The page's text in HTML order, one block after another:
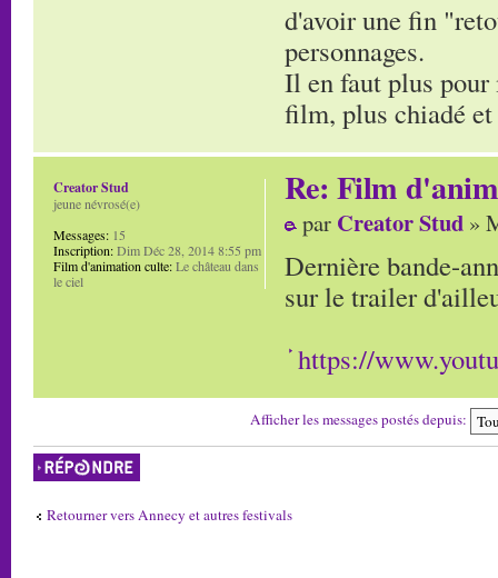
d'avoir une fin
personnages.
Il en faut plus pour
film, plus chiadé
Re: Film
par Creator Stud »
Dernière bande-
sur le trailer
https://
Creator Stud
jeune névrosé(e)
Messages: 15
Inscription:Dim Déc 28, 2014 8:55 pm
Film d'animation culte:Le château dans
le ciel
Afficher les messages postés depuis:
Répondre
Retourner vers Annecy et autres festivals